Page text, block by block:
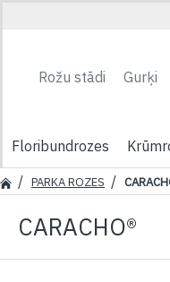
Rožu stādi Gurķi
Floribundrozes
PARKA ROZES
CARACHO®